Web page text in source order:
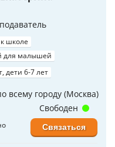
школе
для малышей
дети 6-7 лет
всему городу (Москва)
Свободен
Связаться